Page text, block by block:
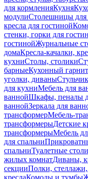
для кормленияКухня
модулиСтолешницы для
кресла для гостиной
стенки, горки для
гостинойЖурнальные
домаКресла-качалки,
кухниСтолы, столики
барныеКухонный
уголки, диваны
для кухниМебель для
ваннойШкафы, пеналы
ваннойЗеркала для
трансформерМебель-
трансформерыДетские
трансформерыМебель
для спальни
спальниТуалетные
жилых комнатДиваны,
секцииПолки,
креслаКомоды и тумбы